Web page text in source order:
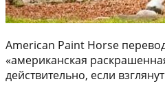
American Paint Horse
«американская
действительно, если